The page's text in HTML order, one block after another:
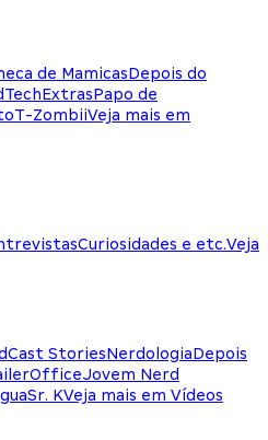
de MamicasDepois do
ExtrasPapo de
T-ZombiiVeja mais em
Curiosidades e etc.Veja
StoriesNerdologiaDepois
Jovem Nerd
Sr. KVeja mais em Vídeos